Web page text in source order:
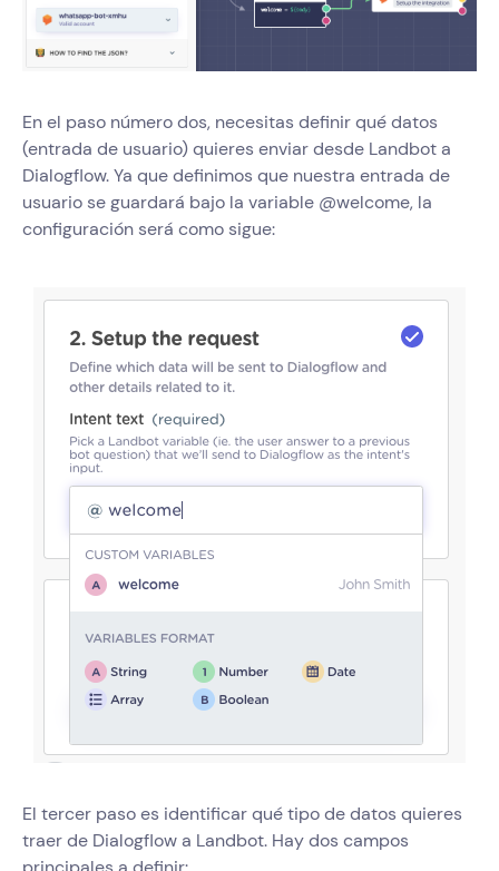
En el paso número dos, necesitas definir qué datos
(entrada de usuario) quieres enviar desde Landbot a
Dialogflow. Ya que definimos que nuestra entrada de
usuario se guardará bajo la variable @welcome, la
configuración será como sigue:
El tercer paso es identificar qué tipo de datos quieres
traer de Dialogflow a Landbot. Hay dos campos